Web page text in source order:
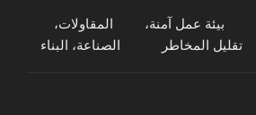
بيئة عمل آمنة،
تقليل المخاطر
المقاولات،
الصناعة، البناء